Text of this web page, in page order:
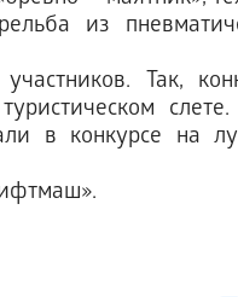
из
Так,
слете.
в конкурсе на